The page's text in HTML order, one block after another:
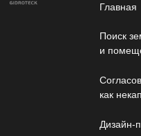
Главная
Поиск
и
как
Дизайн-
ТИПОВЫЕ ПРОЕКТЫ (АНГАРЫ
Все типовые проекты